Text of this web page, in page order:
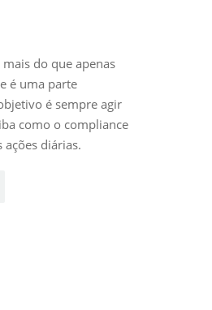
do que apenas
é uma parte
é sempre agir
como o compliance
diárias.